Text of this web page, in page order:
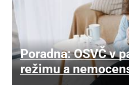
Poradna: OSVČ v
režimu a